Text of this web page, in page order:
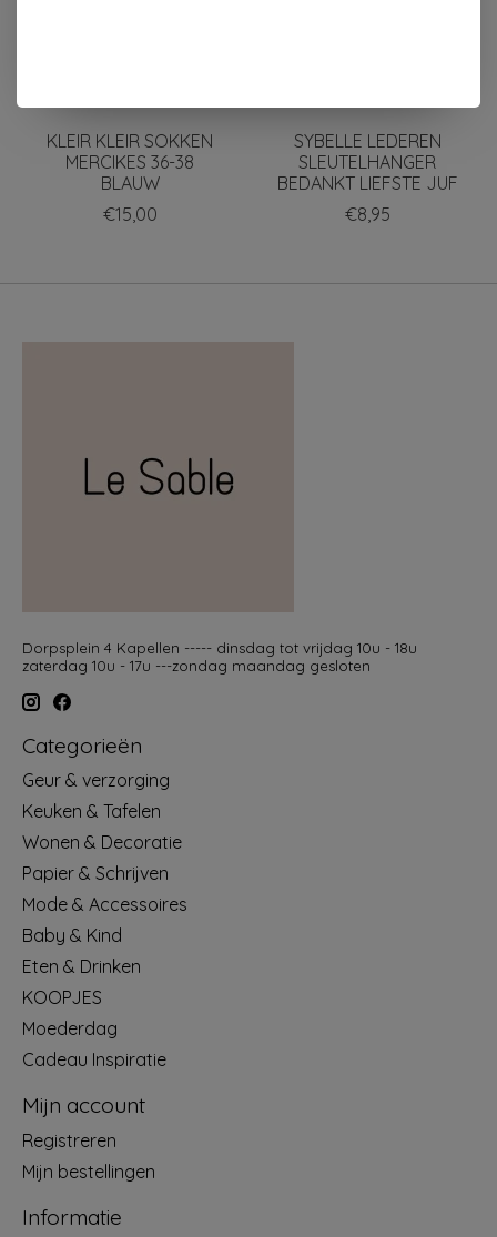
KLEIR KLEIR SOKKEN
MERCIKES 36-38
BLAUW
€15,00
SYBELLE LEDEREN
SLEUTELHANGER
BEDANKT LIEFSTE JUF
€8,95
Dorpsplein 4 Kapellen ----- dinsdag tot vrijdag 10u - 18u
zaterdag 10u - 17u ---zondag maandag gesloten
Categorieën
Geur & verzorging
Keuken & Tafelen
Wonen & Decoratie
Papier & Schrijven
Mode & Accessoires
Baby & Kind
Eten & Drinken
KOOPJES
Moederdag
Cadeau Inspiratie
Mijn account
Registreren
Mijn bestellingen
Informatie